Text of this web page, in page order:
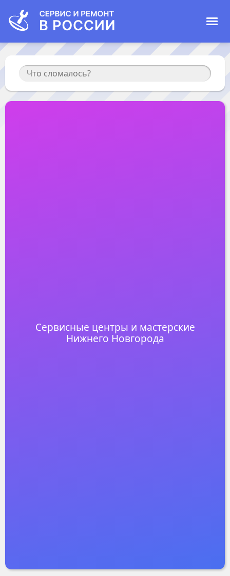
Cервисные центры и мастерские
Нижнего Новгорода